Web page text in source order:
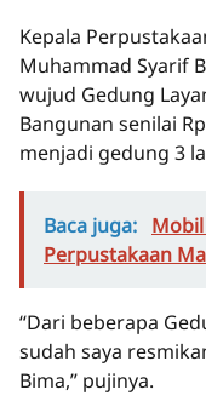
Kepala
Muhammad Syarif
wujud Gedung
Bangunan senilai
menjadi gedung 3
Baca juga:
Perpustakaan
“Dari beberapa
sudah saya
Bima,” pujinya.